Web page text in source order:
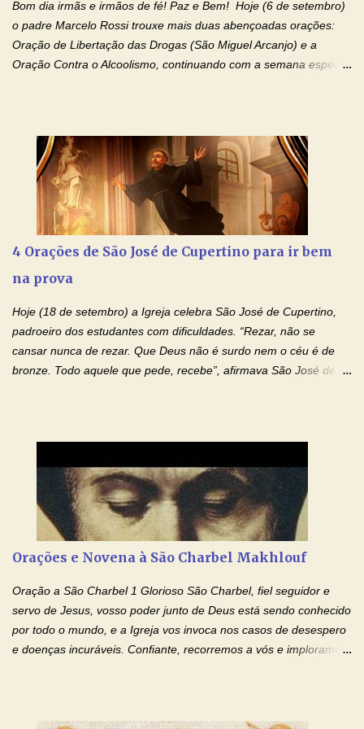
filhos. Mas isso não é o c...
Bom dia irmãs e irmãos de fé! Paz e Bem! Hoje (6 de setembro)
o padre Marcelo Rossi trouxe mais duas abençoadas orações:
Oração de Libertação das Drogas (São Miguel Arcanjo) e a
Oração Contra o Alcoolismo, continuando com a semana especial
Ágape de nosso Pai Santo - Jesus - te curar, deixe nossa
Mãezinha do Céu - Maria - te proteger com Seu divino manto.
Não desista, Jesus irá curar todas suas feridas, Creia! Adriana-
Devoção e Fé Oração de Libertação das Drogas (São Miguel
Arcanjo) "Senhor, Pai Eterno, em Nome de Teu Filho Jesus,
se encontram encarcerados em um vício, escravos de alguma
droga. Senhor, Pai Poderoso e cheio de Misericórdia, na
drogas, c...
4 Orações de São José de Cupertino para ir bem
na prova
Hoje (18 de setembro) a Igreja celebra São José de Cupertino,
padroeiro dos estudantes com dificuldades. “Rezar, não se
cansar nunca de rezar. Que Deus não é surdo nem o céu é de
bronze. Todo aquele que pede, recebe”, afirmava São José de
mim o teu fervor, a tua sabedoria e a tua fé. Mostra tua bondade,
ajudando-me e eu me esforçarei para imitar tuas virtudes.
Glória… Amável protetor meu, o estudo geralmente é difícil, duro
e entediante para mim. Tu podes deixar tudo isso mais fácil e
esforço maior em meus estudos e uma vida mais digna de tua
santidade. Glória… Deus, que quiseste atrair tudo a teu unigênito
Filho, que foi crucificado, permite que, pelos méritos e exemplos
de te...
Orações e Novena à São Charbel Makhlouf
Oração a São Charbel 1 Glorioso São Charbel, fiel seguidor e
servo de Jesus, vosso poder junto de Deus está sendo conhecido
por todo o mundo, e a Igreja vos invoca nos casos de desespero
e doenças incuráveis. Confiante, recorremos a vós e imploramos